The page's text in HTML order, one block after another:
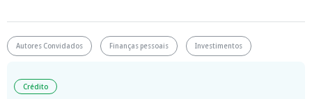
Autores Convidados Finanças pessoais Investimentos
Crédito